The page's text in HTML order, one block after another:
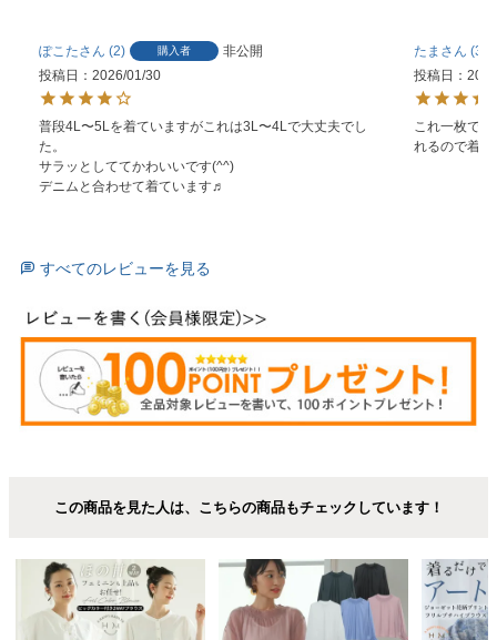
ぽこた 2 購入者
非公開
投稿日
2026/01/30
普段4L〜5Lを着ていますがこれは3L〜4Lで大丈夫でし
た。
サラッとしててかわいいです(^^)
デニムと合わせて着ています♬
たま
3
投稿日
これ一枚で
れるので着
すべてのレビューを見る
この商品を見た人は、こちらの商品もチェックしています！